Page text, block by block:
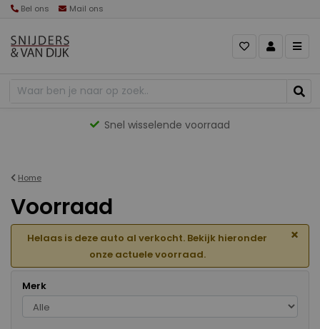
Bel ons Mail ons
Gevarieerd aanbod
Home
Voorraad
Helaas is deze auto al verkocht. Bekijk hieronder
onze actuele voorraad.
×
Merk